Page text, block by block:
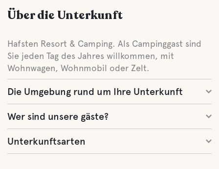
Über die Unterkunft
Hafsten Resort & Camping. Als Campinggast sind
Sie jeden Tag des Jahres willkommen, mit
Wohnwagen, Wohnmobil oder Zelt.
Die Umgebung rund um Ihre Unterkunft
Wer sind unsere gäste?
Unterkunftsarten